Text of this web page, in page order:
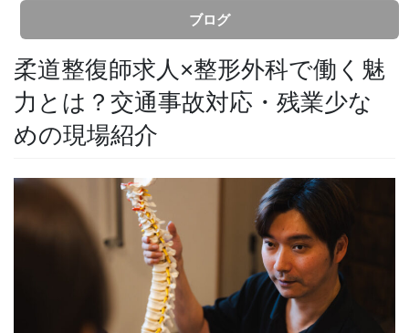
ブログ
柔道整復師求人×整形外科で働く魅
力とは？交通事故対応・残業少な
めの現場紹介